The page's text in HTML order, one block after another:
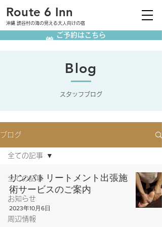
Route 6 Inn
沖縄 読谷村の海の見える大人向けの宿
ご予約はこちら
Blog
スタッフブログ
ブログ
全ての記事
お知らせ
周辺情報
全ての記事
リンパトリートメント出張施
術サービスのご案内
2023年10月6日